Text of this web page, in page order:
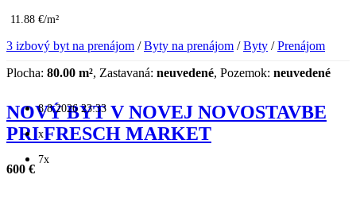
11.88 €/m²
3 izbový byt na prenájom /Byty na prenájom /Byty /Prenájom
Plocha: 80.00 m², Zastavaná: neuvedené, Pozemok: neuvedené
8.8.2026 23:33
x
7x
NOVÝ BYT V NOVEJ NOVOSTAVBE
PRI FRESCH MARKET
600 €